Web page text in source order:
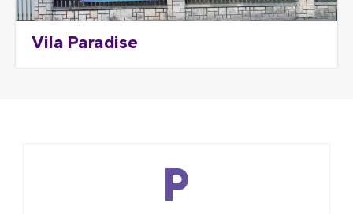
Vila Paradise